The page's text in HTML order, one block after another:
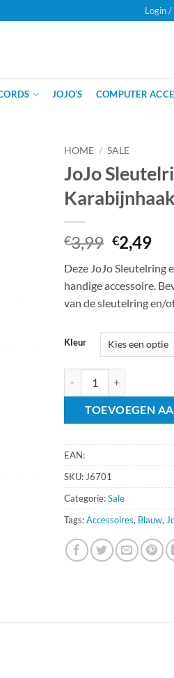
Login
JOJO’S COMPUTER
HOME / SALE
JoJo
€3,99
prijs
was:
€3,99.
€2,49
is:
Deze JoJo Sleutelring
handige accessoire.
van de sleutelring en/
Kleur
TOEVOEGEN
EAN:
SKU: J6701
Categorie:Sale
Tags:Accessoires, Blauw,